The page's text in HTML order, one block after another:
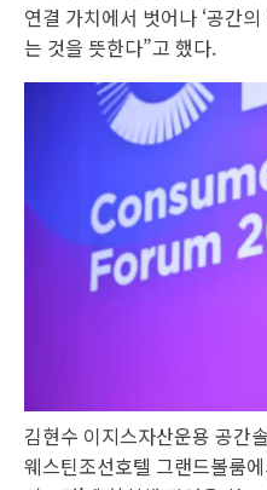
연결 가치에서 벗어나 ‘공간
는 것을 뜻한다”고 했다.
김현수 이지스자산운용 공간
웨스틴조선호텔 그랜드볼룸